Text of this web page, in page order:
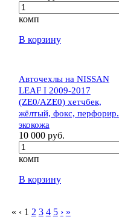
комп
В корзину
Авточехлы на NISSAN
LEAF I 2009-2017
(ZE0/AZE0) хетчбек,
жёлтый, фокс, перфорир.
экокожа
10 000 руб.
комп
В корзину
« ‹ 1 2 3 4 5 › »